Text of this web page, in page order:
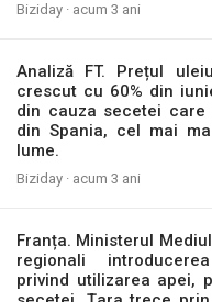
Biziday · acum 3 ani
Analiză FT. Prețul
crescut cu 60% din
din cauza secetei
din Spania, cel mai
lume.
Biziday · acum 3 ani
Franța. Ministerul
regionali
privind utilizarea apei,